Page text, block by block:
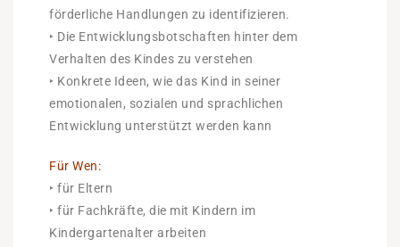
förderliche Handlungen zu identifizieren.
‣ Die Entwicklungsbotschaften hinter dem
Verhalten des Kindes zu verstehen
‣ Konkrete Ideen, wie das Kind in seiner
emotionalen, sozialen und sprachlichen
Entwicklung unterstützt werden kann
Für Wen:
‣ für Eltern
‣ für Fachkräfte, die mit Kindern im
Kindergartenalter arbeiten